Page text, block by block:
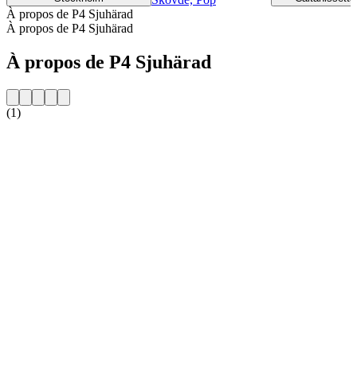
À propos de P4 Sjuhärad
À propos de P4 Sjuhärad
À propos de P4 Sjuhärad
(1)